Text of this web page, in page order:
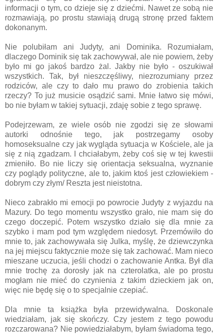
informacji o tym, co dzieje się z dziećmi. Nawet ze sobą nie
rozmawiają, po prostu stawiają drugą stronę przed faktem
dokonanym.
Nie polubiłam ani Judyty, ani Dominika. Rozumiałam,
dlaczego Dominik się tak zachowywał, ale nie powiem, żeby
było mi go jakoś bardzo żal. Jakby nie było - oszukiwał
wszystkich. Tak, był nieszczęśliwy, niezrozumiany przez
rodziców, ale czy to dało mu prawo do zrobienia takich
rzeczy? To już musicie osądzić sami. Mnie łatwo się mówi,
bo nie byłam w takiej sytuacji, zdaję sobie z tego sprawę.
Podejrzewam, ze wiele osób nie zgodzi się ze słowami
autorki odnośnie tego, jak postrzegamy osoby
homoseksualne czy jak wygląda sytuacja w Kościele, ale ja
się z nią zgadzam. I chciałabym, żeby coś się w tej kwestii
zmieniło. Bo nie liczy się orientacja seksualna, wyznanie
czy poglądy polityczne, ale to, jakim ktoś jest człowiekiem -
dobrym czy złym/ Reszta jest nieistotna.
Nieco zabrakło mi emocji po powrocie Judyty z wyjazdu na
Mazury. Do tego momentu wszystko grało, nie mam się do
czego doczepić. Potem wszystko działo się dla mnie za
szybko i mam pod tym względem niedosyt. Przemówiło do
mnie to, jak zachowywała się Julka, myślę, że dziewczynka
na jej miejscu faktycznie może się tak zachować. Mam nieco
mieszane uczucia, jeśli chodzi o zachowanie Antka. Był dla
mnie trochę za dorosły jak na czterolatka, ale po prostu
mogłam nie mieć do czynienia z takim dzieckiem jak on,
więc nie będę się o to specjalnie czepiać.
Dla mnie ta książka była przewidywalna. Doskonale
wiedziałam, jak się skończy. Czy jestem z tego powodu
rozczarowana? Nie powiedziałabym, byłam świadoma tego,